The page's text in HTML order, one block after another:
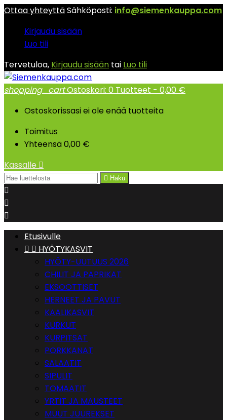
Ottaa yhteyttäSähköposti: info@siemenkauppa.com
Kirjaudu sisään
Luo tili
Tervetuloa, Kirjaudu sisään tai Luo tili
shopping_cartOstoskori: 0 Tuotteet - 0,00 €
Ostoskorissasi ei ole enää tuotteita
Toimitus
Yhteensä0,00 €
Kassalle 
 Haku



Etusivulle
  HYÖTYKASVIT
HYÖTY-UUTUUS 2026
CHILIT JA PAPRIKAT
EKSOOTTISET
HERNEET JA PAVUT
KAALIKASVIT
KURKUT
KURPITSAT
PORKKANAT
SALAATIT
SIPULIT
TOMAATIT
YRTIT JA MAUSTEET
MUUT JUUREKSET